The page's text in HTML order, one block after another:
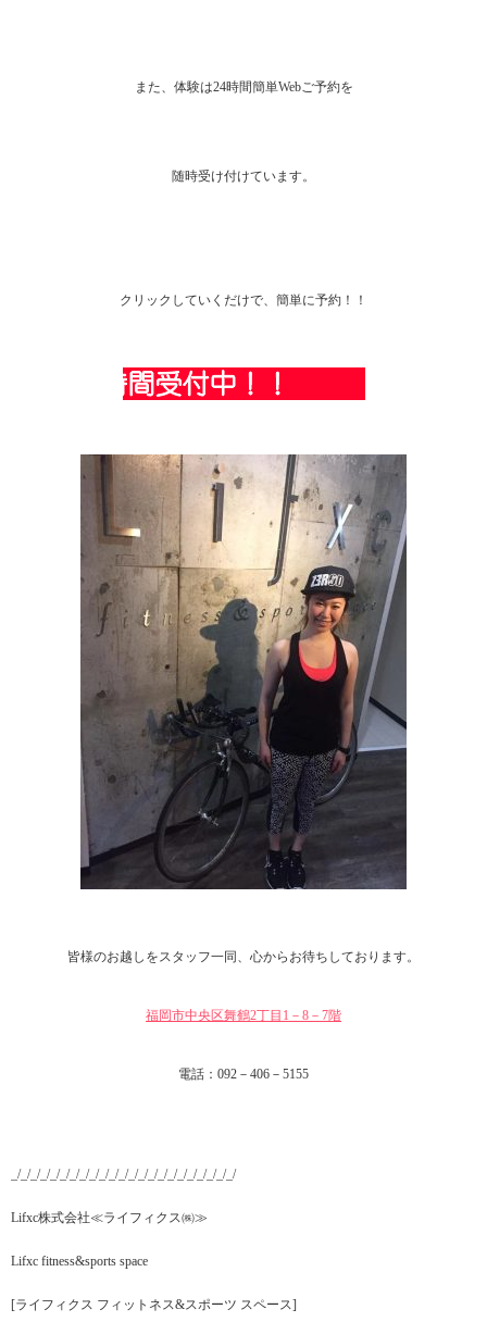
また、体験は24時間簡単Webご予約を
随時受け付けています。
クリックしていくだけで、簡単に予約！！
皆様のお越しをスタッフ一同、心からお待ちしております。
福岡市中央区舞鶴2丁目1－8－7階
電話：092－406－5155
_/_/_/_/_/_/_/_/_/_/_/_/_/_/_/_/_/_/_/_/_/_/_/
Lifxc株式会社≪ライフィクス㈱≫
Lifxc fitness&sports space
[ライフィクス フィットネス&スポーツ スペース]